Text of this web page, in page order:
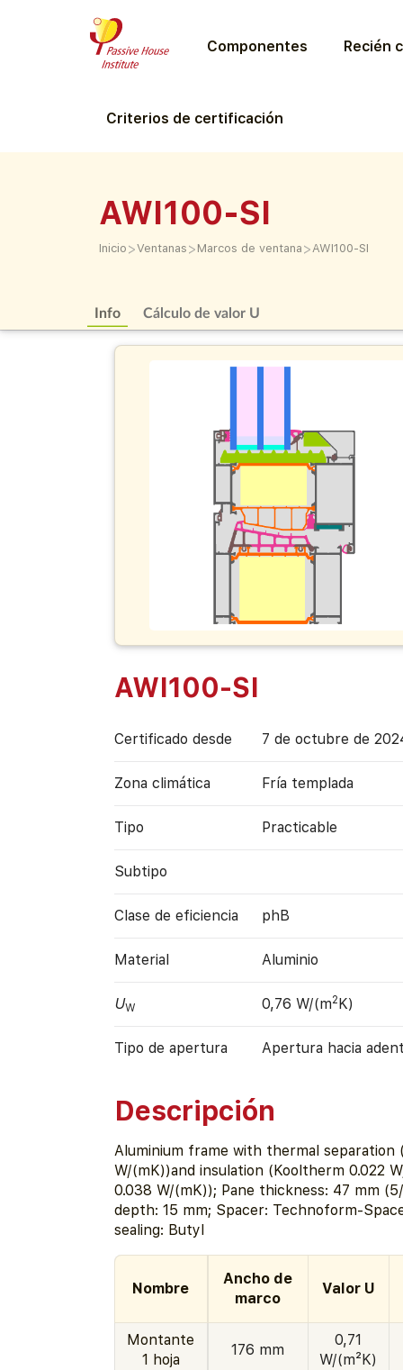
Componentes Recién
Criterios de certificación
AWI100-SI
Inicio >Ventanas > Marcos de ventana >AWI100-SI
Info Cálculo de valor U
AWI100-SI
Certificado desde 7 de octubre de
Zona climática Fría templada
Tipo Practicable
Subtipo
Clase de eficiencia phB
Material Aluminio
UW 0,76 W/(m2K)
Tipo de apertura Apertura hacia
Descripción
Aluminium frame with thermal separation
W/(mK))and insulation (Kooltherm 0.022
0.038 W/(mK)); Pane thickness: 47 mm
depth: 15 mm; Spacer: Technoform-
sealing: Butyl
Nombre
Ancho de
marco
Valor U
Montante
1 hoja
176 mm
0,71
W/(m²K)